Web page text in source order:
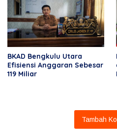
BKAD Bengkulu Utara
Efisiensi Anggaran Sebesar
119 Miliar
Tambah